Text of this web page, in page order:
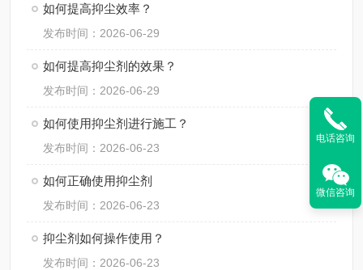
如何提高抑尘效率？
发布时间：2026-06-29
如何提高抑尘剂的效果？
发布时间：2026-06-29
如何使用抑尘剂进行施工？
发布时间：2026-06-23
如何正确使用抑尘剂
发布时间：2026-06-23
抑尘剂如何操作使用？
发布时间：2026-06-23
电话咨询
微信咨询